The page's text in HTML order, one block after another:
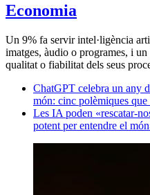
Economia
Un 9% fa servir intel·ligència
imatges, àudio o programes, i
qualitat o fiabilitat dels seus
ChatGPT celebra un any
món: cinc polèmiques
Les IA poden «rescatar-
potent per entendre el